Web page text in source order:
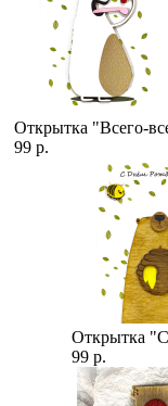
Открытка "Всего-
99 р.
Открытка
99 р.